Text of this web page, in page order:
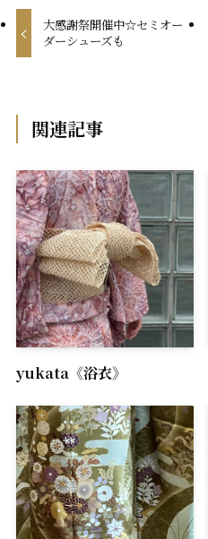
大感謝祭開催中☆セミオー
ダーシューズも
関連記事
yukata《浴衣》